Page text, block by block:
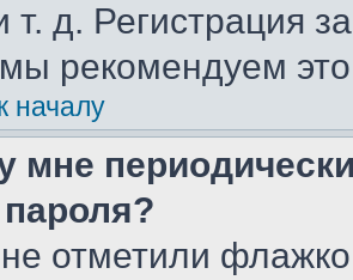
т. д. Регистрация
рекомендуем
началу
мне
отметили